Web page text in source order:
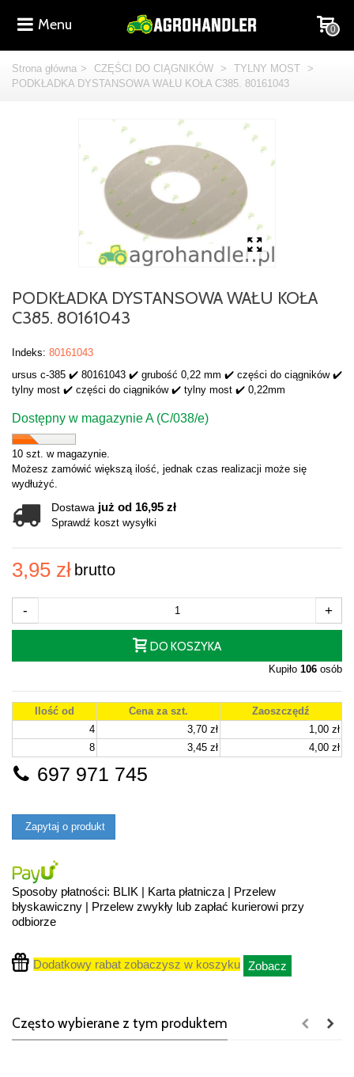
Menu 0
Strona główna > CZĘŚCI DO CIĄGNIKÓW > TYLNY MOST
>
PODKŁADKA DYSTANSOWA WAŁU KOŁA C385. 80161043
PODKŁADKA DYSTANSOWA WAŁU KOŁA
C385. 80161043
Indeks: 80161043
ursus c-385 ✔️ 80161043 ✔️ grubość 0,22 mm ✔️ części do ciągników ✔️
tylny most ✔️ części do ciągników ✔️ tylny most ✔️ 0,22mm
Dostępny w magazynie A (C/038/e)
10 szt. w magazynie.
Możesz zamówić większą ilość, jednak czas realizacji może się
wydłużyć.
Dostawa już od 16,95 zł
Sprawdź koszt wysyłki
3,95 zł brutto
- +
DO KOSZYKA
Kupiło 106 osób
Ilość od Cena za szt.
Zaoszczędź
4
3,70 zł
1,00 zł
8
3,45 zł 4,00 zł
697 971 745
Zapytaj o produkt
Sposoby płatności: BLIK | Karta płatnicza | Przelew
błyskawiczny | Przelew zwykły lub zapłać kurierowi przy
odbiorze
Dodatkowy rabat zobaczysz w koszyku Zobacz
Często wybierane z tym produktem